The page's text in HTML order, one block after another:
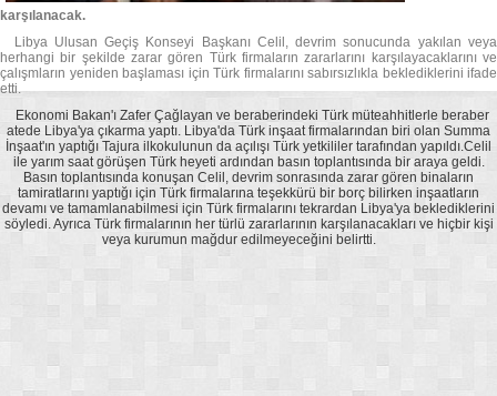
karşılanacak.
Libya Ulusan Geçiş Konseyi Başkanı Celil, devrim sonucunda yakılan veya
herhangi bir şekilde zarar gören Türk firmaların zararlarını karşılayacaklarını ve
çalışmların yeniden başlaması için Türk firmalarını sabırsızlıkla beklediklerini ifade
etti.
Ekonomi Bakan'ı Zafer Çağlayan ve beraberindeki Türk müteahhitlerle beraber
atede Libya'ya çıkarma yaptı. Libya'da Türk inşaat firmalarından biri olan Summa
İnşaat'ın yaptığı Tajura ilkokulunun da açılışı Türk yetkililer tarafından yapıldı.Celil
ile yarım saat görüşen Türk heyeti ardından basın toplantısında bir araya geldi.
Basın toplantısında konuşan Celil, devrim sonrasında zarar gören binaların
tamiratlarını yaptığı için Türk firmalarına teşekkürü bir borç bilirken inşaatların
devamı ve tamamlanabilmesi için Türk firmalarını tekrardan Libya'ya beklediklerini
söyledi. Ayrıca Türk firmalarının her türlü zararlarının karşılanacakları ve hiçbir kişi
veya kurumun mağdur edilmeyeceğini belirtti.